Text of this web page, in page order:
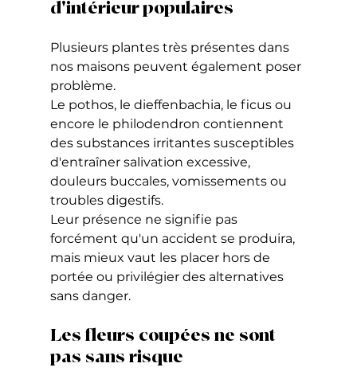
d'intérieur populaires
Plusieurs plantes très présentes dans
nos maisons peuvent également poser
problème.
Le pothos, le dieffenbachia, le ficus ou
encore le philodendron contiennent
des substances irritantes susceptibles
d'entraîner salivation excessive,
douleurs buccales, vomissements ou
troubles digestifs.
Leur présence ne signifie pas
forcément qu'un accident se produira,
mais mieux vaut les placer hors de
portée ou privilégier des alternatives
sans danger.
Les fleurs coupées ne sont
pas sans risque